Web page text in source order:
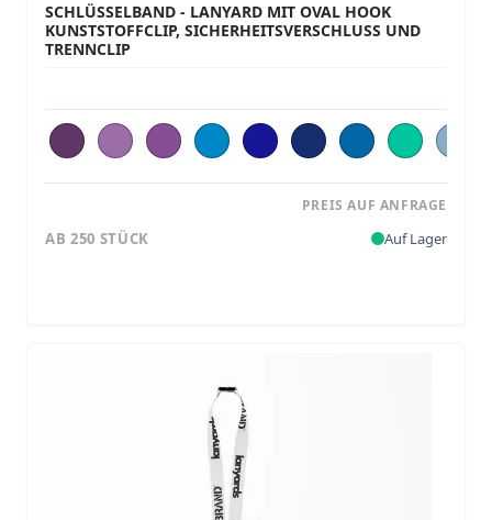
SCHLÜSSELBAND - LANYARD MIT OVAL HOOK
KUNSTSTOFFCLIP, SICHERHEITSVERSCHLUSS UND
TRENNCLIP
PREIS AUF ANFRAGE
AB 250 STÜCK Auf Lager